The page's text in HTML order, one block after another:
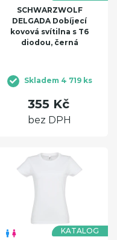
SCHWARZWOLF
DELGADA Dobíjecí
kovová svítilna s T6
diodou, černá
Skladem 4 719 ks
355 Kč
bez DPH
KATALOG